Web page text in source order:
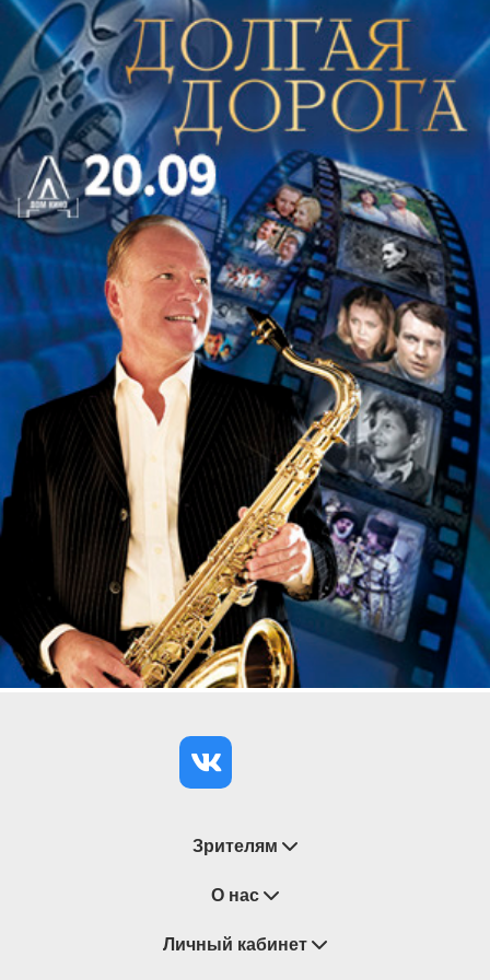
казаться чванливыми вельможами вызывают
недоумение и изумление у героев пьесы, а также
взрывы хохота у зрителей. Купив билеты на
спектакль «Голодранцы и аристократы», Вы
увидите классическую итальянскую комедию в ее
лучших традициях.
Как ни странно, обман, хоть и заканчивающийся
разоблачением, все же приводит к счастливому
концу, и в финале мы видим даже не одну, а
целых три влюбленных пары. Замечательные
актеры, играющие в «Голодранцах и
аристократах», на сто процентов выкладываются
на сцене, благодаря их искрометной и динамичной
игре спектакль смотрится на одном дыхании, а в
зале не утихает смех. Билеты на спектакль
«Голодранцы и аристократы» можно приобрести и
по телефону 380-80-50, а также на сайте bileter.ru
– услуга «электронный билет» позволяет
сэкономить время и купить билеты за пару минут.
Зрителям
Восстановление билетов
Замена / Отмена / Перенос мероприятий
О нас
О компании
Личный кабинет